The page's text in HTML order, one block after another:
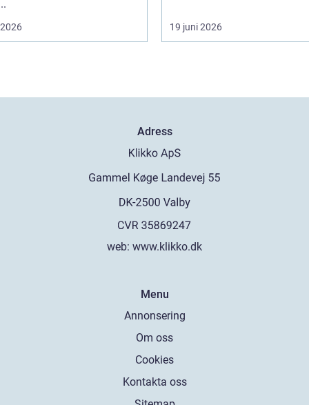
19 juni 2026
Adress
web: www.klikko.dk
Menu
Annonsering
Om oss
Cookies
Kontakta oss